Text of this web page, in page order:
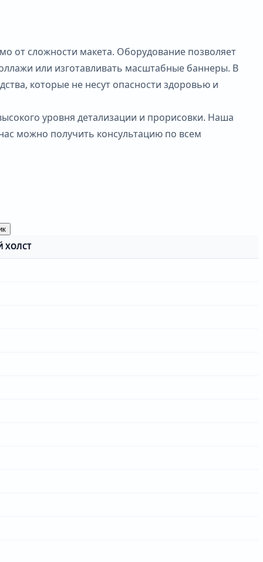
от сложности макета. Оборудование позволяет
или изготавливать масштабные баннеры. В
которые не несут опасности здоровью и
уровня детализации и прорисовки. Наша
можно получить консультацию по всем
ХОЛСТ